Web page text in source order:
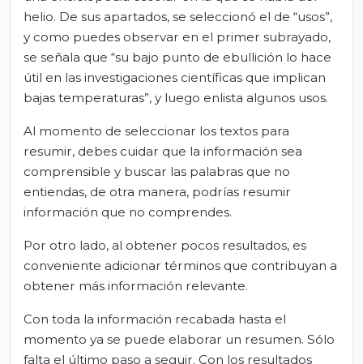
helio. De sus apartados, se seleccionó el de “usos”,
y como puedes observar en el primer subrayado,
se señala que “su bajo punto de ebullición lo hace
útil en las investigaciones científicas que implican
bajas temperaturas”, y luego enlista algunos usos.
Al momento de seleccionar los textos para
resumir, debes cuidar que la información sea
comprensible y buscar las palabras que no
entiendas, de otra manera, podrías resumir
información que no comprendes.
Por otro lado, al obtener pocos resultados, es
conveniente adicionar términos que contribuyan a
obtener más información relevante.
Con toda la información recabada hasta el
momento ya se puede elaborar un resumen. Sólo
falta el último paso a seguir. Con los resultados